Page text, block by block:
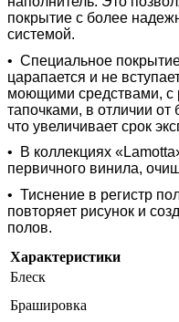
покрытие с более
системой.
• Специальное
царапается и не
моющими средствами, с
тапочками, в отличии
что увеличивает срок
•
В коллекциях
первичного винила,
• Тиснение в регистр
повторяет рисунок и
полов.
Характеристики
Блеск
Брашировка